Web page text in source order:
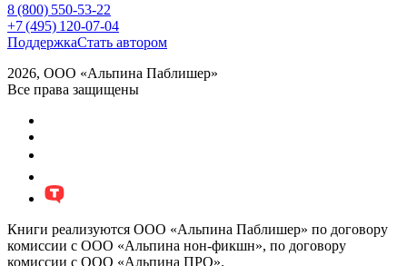
8 (800) 550-53-22
+7 (495) 120-07-04
ПоддержкаСтать автором
2026, ООО «Альпина Паблишер»
Все права защищены
Книги реализуются ООО «Альпина Паблишер» по договору
комиссии с ООО «Альпина нон-фикшн», по договору
комиссии с ООО «Альпина ПРО».